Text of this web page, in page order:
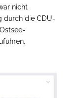
nicht
durch die CDU-